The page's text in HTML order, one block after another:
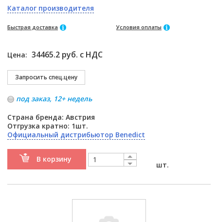
Каталог производителя
Быстрая доставка Условия оплаты
Цена: 34465.2 руб. с НДС
под заказ, 12+ недель
Страна бренда: Австрия
Отгрузка кратно: 1шт.
Официальный дистрибьютор Benedict
В корзину
шт.